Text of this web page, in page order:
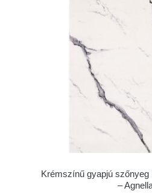
Krémszínű gyapjú szőnyeg
–